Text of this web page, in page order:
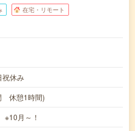
在宅・リモート
休み
休憩1時間)
月～！